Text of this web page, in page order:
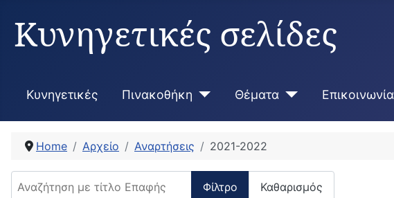
Κυνηγετικές σελίδες
Κυνηγετικές Πινακοθήκη Θέματα Επικοινωνία
Home Αρχείο Αναρτήσεις 2021-2022
Αναζήτηση με τίτλο Επαφής
Φίλτρο Καθαρισμός